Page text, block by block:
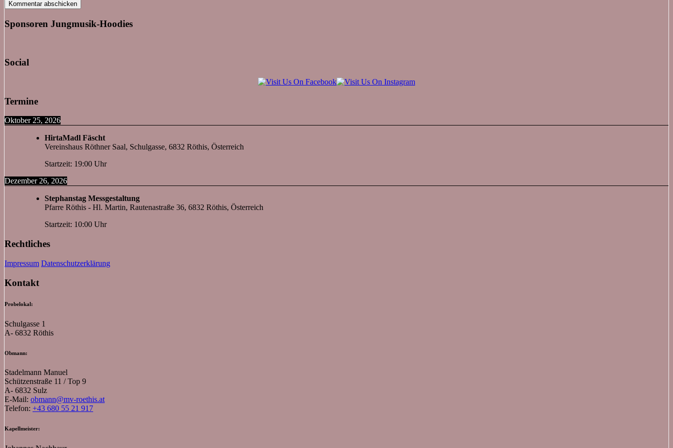
Sponsoren Jungmusik-Hoodies
Social
Termine
Oktober 25, 2026
HirtaMadl Fäscht
Vereinshaus Röthner Saal, Schulgasse, 6832 Röthis, Österreich
Startzeit: 19:00 Uhr
Dezember 26, 2026
Stephanstag Messgestaltung
Pfarre Röthis - Hl. Martin, Rautenastraße 36, 6832 Röthis, Österreich
Startzeit: 10:00 Uhr
Rechtliches
Impressum Datenschutzerklärung
Kontakt
Probelokal:
Schulgasse 1
A- 6832 Röthis
Obmann:
Stadelmann Manuel
Schützenstraße 11 / Top 9
A- 6832 Sulz
E-Mail: obmann@mv-roethis.at
Telefon: +43 680 55 21 917
Kapellmeister: